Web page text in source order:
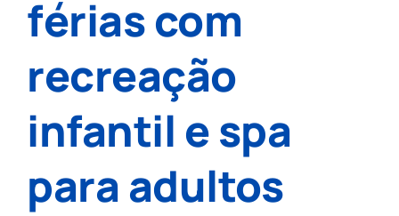
férias com
recreação
infantil e spa
para adultos